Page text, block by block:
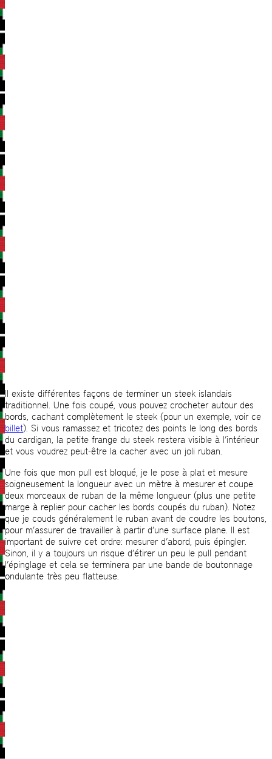
Il existe différentes façons de terminer un steek islandais
traditionnel. Une fois coupé, vous pouvez crocheter autour des
bords, cachant complètement le steek (pour un exemple, voir ce
billet). Si vous ramassez et tricotez des points le long des bords
du cardigan, la petite frange du steek restera visible à l’intérieur
et vous voudrez peut-être la cacher avec un joli ruban.
Une fois que mon pull est bloqué, je le pose à plat et mesure
soigneusement la longueur avec un mètre à mesurer et coupe
deux morceaux de ruban de la même longueur (plus une petite
marge à replier pour cacher les bords coupés du ruban). Notez
que je couds généralement le ruban avant de coudre les boutons,
pour m’assurer de travailler à partir d’une surface plane. Il est
important de suivre cet ordre: mesurer d’abord, puis épingler.
Sinon, il y a toujours un risque d’étirer un peu le pull pendant
l’épinglage et cela se terminera par une bande de boutonnage
ondulante très peu flatteuse.